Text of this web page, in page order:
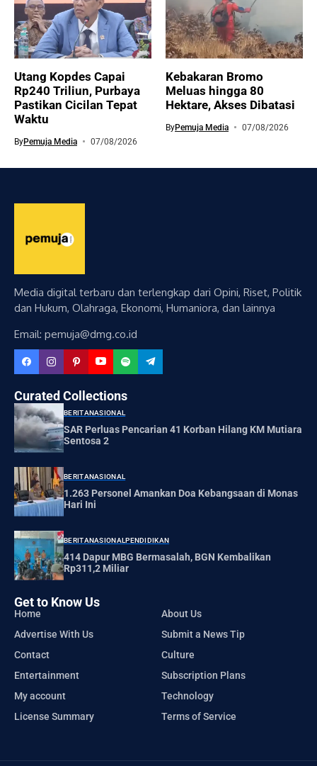
Utang Kopdes Capai
Rp240 Triliun, Purbaya
Pastikan Cicilan Tepat
Waktu
ByPemuja Media 07/08/2026
Kebakaran Bromo
Meluas hingga 80
Hektare, Akses Dibatasi
ByPemuja Media 07/08/2026
Media digital terbaru dan terlengkap dari Opini, Riset, Politik
dan Hukum, Olahraga, Ekonomi, Humaniora, dan lainnya
Email: pemuja@dmg.co.id
Curated Collections
BERITANASIONAL
SAR Perluas Pencarian 41 Korban Hilang KM Mutiara
Sentosa 2
BERITANASIONAL
1.263 Personel Amankan Doa Kebangsaan di Monas
Hari Ini
BERITANASIONALPENDIDIKAN
414 Dapur MBG Bermasalah, BGN Kembalikan
Rp311,2 Miliar
Get to Know Us
Home
About Us
Advertise With Us
Submit a News Tip
Contact
Culture
Entertainment
Subscription Plans
My account
Technology
License Summary
Terms of Service